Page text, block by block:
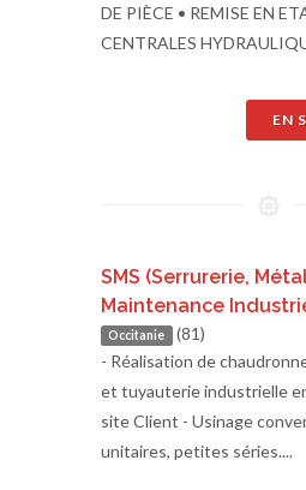
DE PIÈCE • REMISE EN
CENTRALES
EN
SMS (Serrurerie,
Maintenance
Occitanie (81)
- Réalisation de
et tuyauterie industrielle
site Client - Usinage
unitaires, petites séries....